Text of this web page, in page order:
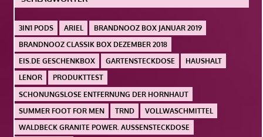
3IN1 PODS ARIEL
BRANDNOOZ BOX JANUAR 2019
BRANDNOOZ CLASSIK BOX DEZEMBER 2018
EIS.DE GESCHENKBOX
GARTENSTECKDOSE
HAUSHALT
LENOR
PRODUKTTEST
SCHONUNGSLOSE ENTFERNUNG DER HORNHAUT
SUMMER FOOT FOR MEN
TRND
VOLLWASCHMITTEL
WALDBECK GRANITE POWER. AUSSENSTECKDOSE